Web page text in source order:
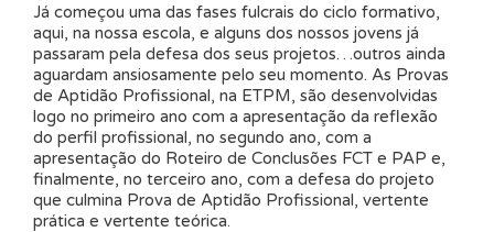
Já começou uma das fases fulcrais do ciclo formativo,
aqui, na nossa escola, e alguns dos nossos jovens já
passaram pela defesa dos seus projetos…outros ainda
aguardam ansiosamente pelo seu momento. As Provas
de Aptidão Profissional, na ETPM, são desenvolvidas
logo no primeiro ano com a apresentação da reflexão
do perfil profissional, no segundo ano, com a
apresentação do Roteiro de Conclusões FCT e PAP e,
finalmente, no terceiro ano, com a defesa do projeto
que culmina Prova de Aptidão Profissional, vertente
prática e vertente teórica.